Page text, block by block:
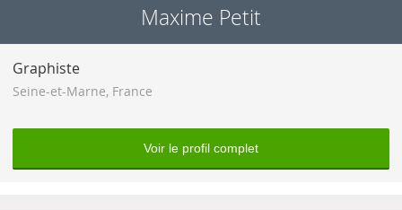
Maxime Petit
Graphiste
Seine-et-Marne, France
Voir le profil complet